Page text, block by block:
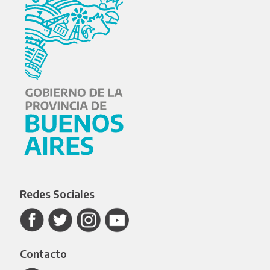
Redes Sociales
Contacto